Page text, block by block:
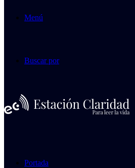
Menú
Buscar por
Portada